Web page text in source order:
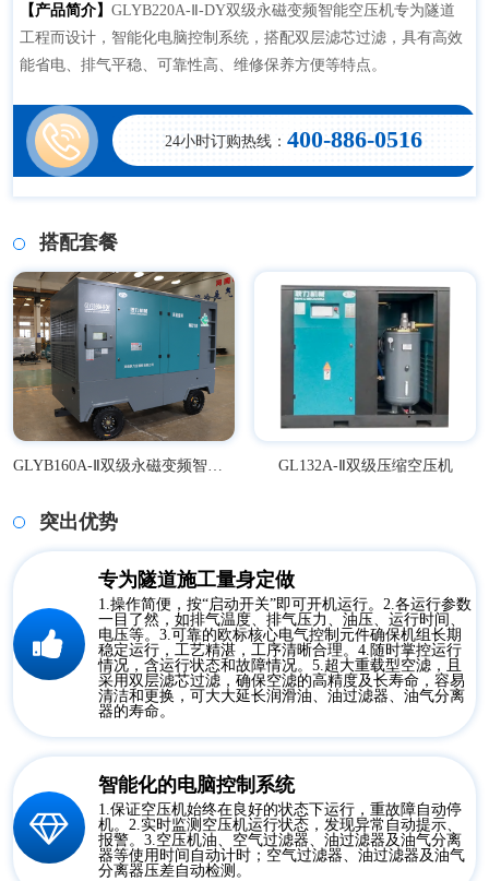
【产品简介】 GLYB220A-Ⅱ-DY双级永磁变频智能空压机专为隧道
工程而设计，智能化电脑控制系统，搭配双层滤芯过滤，具有高效
能省电、排气平稳、可靠性高、维修保养方便等特点。
24小时订购热线：400-886-0516
搭配套餐
GL132A-Ⅱ双级压缩空压机
突出优势
专为隧道施工量身定做
1.操作简便，按“启动开关”即可开机运行。2.各运行参数
一目了然，如排气温度、排气压力、油压、运行时间、
电压等。3.可靠的欧标核心电气控制元件确保机组长期
稳定运行，工艺精湛，工序清晰合理。4.随时掌控运行
情况，含运行状态和故障情况。5.超大重载型空滤，且
采用双层滤芯过滤，确保空滤的高精度及长寿命，容易
清洁和更换，可大大延长润滑油、油过滤器、油气分离
器的寿命。
智能化的电脑控制系统
1.保证空压机始终在良好的状态下运行，重故障自动停
机。2.实时监测空压机运行状态，发现异常自动提示、
报警。3.空压机油、空气过滤器、油过滤器及油气分离
器等使用时间自动计时；空气过滤器、油过滤器及油气
分离器压差自动检测。